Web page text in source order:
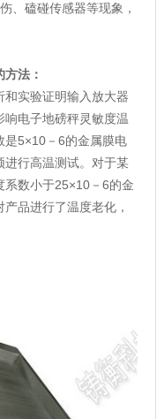
、磕碰传感器等现象，
法：
和实验证明输入放大器
响电子地磅秤灵敏度温
是5×10－6的金属膜电
进行高温测试。对于某
系数小于25×10－6的金
品进行了温度老化，